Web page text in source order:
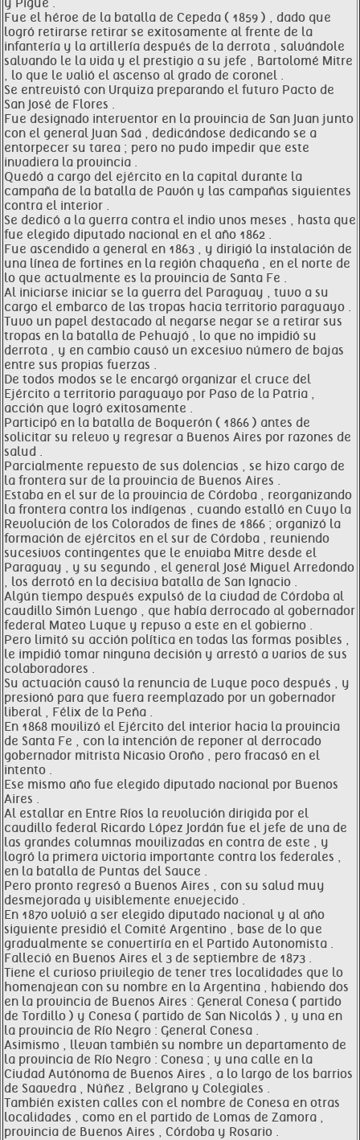
y Pigüé .
Fue el héroe de la batalla de Cepeda ( 1859 ) , dado que
logró retirarse retirar se exitosamente al frente de la
infantería y la artillería después de la derrota , salvándole
salvando le la vida y el prestigio a su jefe , Bartolomé Mitre
, lo que le valió el ascenso al grado de coronel .
Se entrevistó con Urquiza preparando el futuro Pacto de
San José de Flores .
Fue designado interventor en la provincia de San Juan junto
con el general Juan Saá , dedicándose dedicando se a
entorpecer su tarea ; pero no pudo impedir que este
invadiera la provincia .
Quedó a cargo del ejército en la capital durante la
campaña de la batalla de Pavón y las campañas siguientes
contra el interior .
Se dedicó a la guerra contra el indio unos meses , hasta que
fue elegido diputado nacional en el año 1862 .
Fue ascendido a general en 1863 , y dirigió la instalación de
una línea de fortines en la región chaqueña , en el norte de
lo que actualmente es la provincia de Santa Fe .
Al iniciarse iniciar se la guerra del Paraguay , tuvo a su
cargo el embarco de las tropas hacia territorio paraguayo .
Tuvo un papel destacado al negarse negar se a retirar sus
tropas en la batalla de Pehuajó , lo que no impidió su
derrota , y en cambio causó un excesivo número de bajas
entre sus propias fuerzas .
De todos modos se le encargó organizar el cruce del
Ejército a territorio paraguayo por Paso de la Patria ,
acción que logró exitosamente .
Participó en la batalla de Boquerón ( 1866 ) antes de
solicitar su relevo y regresar a Buenos Aires por razones de
salud .
Parcialmente repuesto de sus dolencias , se hizo cargo de
la frontera sur de la provincia de Buenos Aires .
Estaba en el sur de la provincia de Córdoba , reorganizando
la frontera contra los indígenas , cuando estalló en Cuyo la
Revolución de los Colorados de fines de 1866 ; organizó la
formación de ejércitos en el sur de Córdoba , reuniendo
sucesivos contingentes que le enviaba Mitre desde el
Paraguay , y su segundo , el general José Miguel Arredondo
, los derrotó en la decisiva batalla de San Ignacio .
Algún tiempo después expulsó de la ciudad de Córdoba al
caudillo Simón Luengo , que había derrocado al gobernador
federal Mateo Luque y repuso a este en el gobierno .
Pero limitó su acción política en todas las formas posibles ,
le impidió tomar ninguna decisión y arrestó a varios de sus
colaboradores .
Su actuación causó la renuncia de Luque poco después , y
presionó para que fuera reemplazado por un gobernador
liberal , Félix de la Peña .
En 1868 movilizó el Ejército del interior hacia la provincia
de Santa Fe , con la intención de reponer al derrocado
gobernador mitrista Nicasio Oroño , pero fracasó en el
intento .
Ese mismo año fue elegido diputado nacional por Buenos
Aires .
Al estallar en Entre Ríos la revolución dirigida por el
caudillo federal Ricardo López Jordán fue el jefe de una de
las grandes columnas movilizadas en contra de este , y
logró la primera victoria importante contra los federales ,
en la batalla de Puntas del Sauce .
Pero pronto regresó a Buenos Aires , con su salud muy
desmejorada y visiblemente envejecido .
En 1870 volvió a ser elegido diputado nacional y al año
siguiente presidió el Comité Argentino , base de lo que
gradualmente se convertiría en el Partido Autonomista .
Falleció en Buenos Aires el 3 de septiembre de 1873 .
Tiene el curioso privilegio de tener tres localidades que lo
homenajean con su nombre en la Argentina , habiendo dos
en la provincia de Buenos Aires : General Conesa ( partido
de Tordillo ) y Conesa ( partido de San Nicolás ) , y una en
la provincia de Río Negro : General Conesa .
Asimismo , llevan también su nombre un departamento de
la provincia de Río Negro : Conesa ; y una calle en la
Ciudad Autónoma de Buenos Aires , a lo largo de los barrios
de Saavedra , Núñez , Belgrano y Colegiales .
También existen calles con el nombre de Conesa en otras
localidades , como en el partido de Lomas de Zamora ,
provincia de Buenos Aires , Córdoba y Rosario .